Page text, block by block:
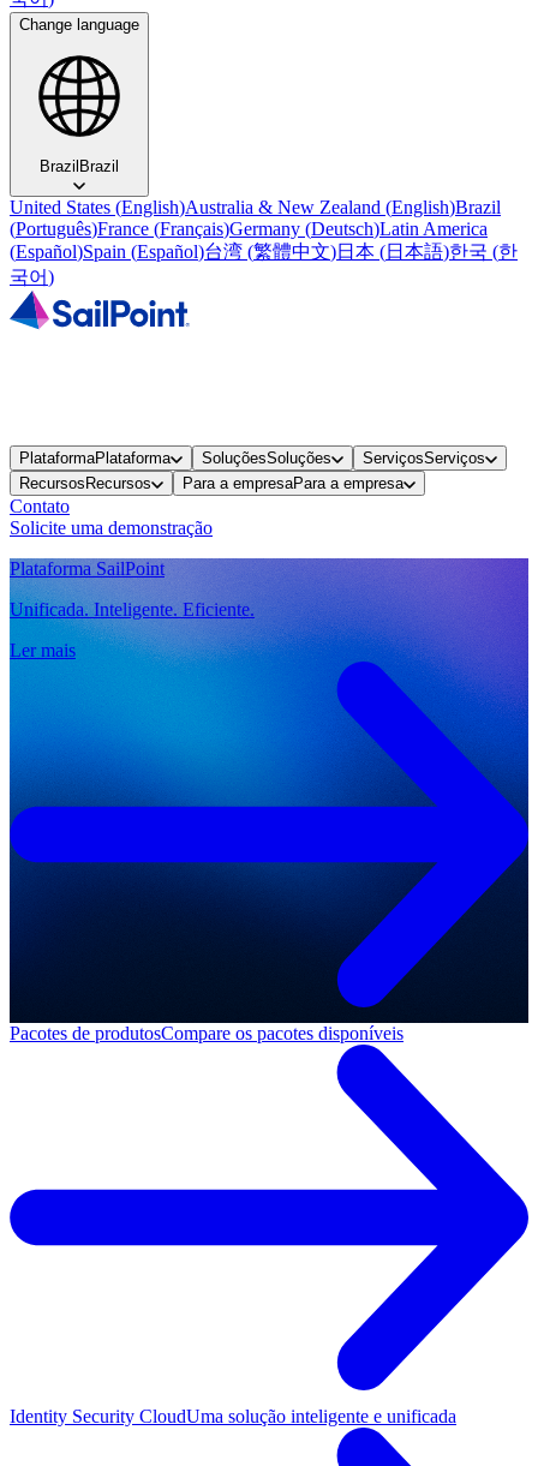
Change language
BrazilBrazil
United States (English)Australia & New Zealand (English)Brazil
(Português)France (Français)Germany (Deutsch)Latin America
(Español)Spain (Español)台湾 (繁體中文)日本 (日本語)한국 (한
국어)
PlataformaPlataforma SoluçõesSoluções ServiçosServiços
Recursos Recursos Para a empresaPara a empresa
Contato
Solicite uma demonstração
Plataforma SailPoint
Unificada. Inteligente. Eficiente.
Ler mais
Pacotes de produtosCompare os pacotes disponíveis
Identity Security CloudUma solução inteligente e unificada